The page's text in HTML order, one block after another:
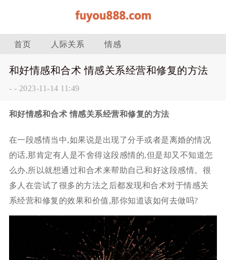
首页 人际关系 情感
和好情感和合术 情感关系经营和修复的方法
- - 2023-11-14 11:49
和好情感和合术 情感关系经营和修复的方法
在一段感情当中,如果说是出现了分手或者是离婚的情况
的话,那肯定有人是不舍得这段感情的,但是却又不知道怎
么办,所以就想通过和合术来帮助自己和好这段感情。很
多人在尝试了很多的方法之后都发现和合术对于情感关
系经营和修复的效果和价值,那你知道该如何去做吗?